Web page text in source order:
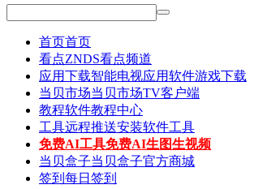
首页首页
看点ZNDS看点频道
应用下载智能电视应用软件游戏下载
当贝市场当贝市场TV客户端
教程软件教程中心
工具远程推送安装软件工具
免费AI工具免费AI生图生视频
当贝盒子当贝盒子官方商城
签到 每日签到